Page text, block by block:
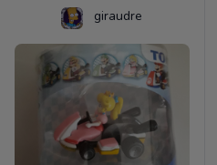
giraudre